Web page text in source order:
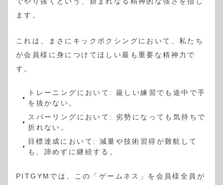
ます。
これは、まさにキックボクシングにおいて、私たち
が会員様に身につけてほしい最も重要な精神力で
す。
トレーニングにおいて: 厳しい練習でも途中で手
を抜かない。
スパーリングにおいて: 劣勢になっても気持ちで
折れない。
目標達成において: 減量や技術習得が難航して
も、諦めずに継続する。
PITGYMでは、この「ゲームネス」を会員様全員が